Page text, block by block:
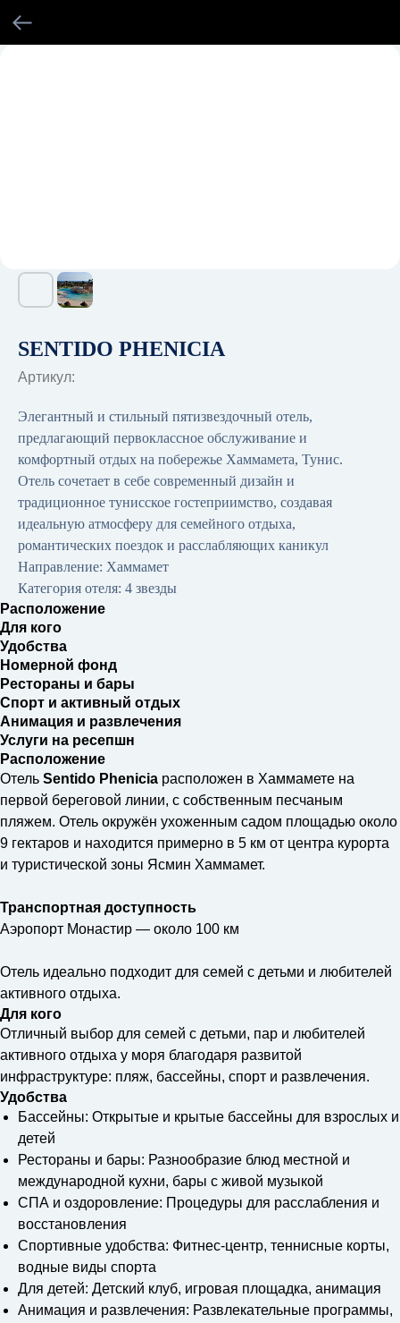
SENTIDO PHENICIA
Артикул:
Элегантный и стильный пятизвездочный отель,
предлагающий первоклассное обслуживание и
комфортный отдых на побережье Хаммамета, Тунис.
Отель сочетает в себе современный дизайн и
традиционное тунисское гостеприимство, создавая
идеальную атмосферу для семейного отдыха,
романтических поездок и расслабляющих каникул
Направление: Хаммамет
Категория отеля: 4 звезды
Расположение
Для кого
Удобства
Номерной фонд
Рестораны и бары
Спорт и активный отдых
Анимация и развлечения
Услуги на ресепшн
Расположение
Отель Sentido Phenicia расположен в Хаммамете на
первой береговой линии, с собственным песчаным
пляжем. Отель окружён ухоженным садом площадью около
9 гектаров и находится примерно в 5 км от центра курорта
и туристической зоны Ясмин Хаммамет.
Транспортная доступность
Аэропорт Монастир — около 100 км
Отель идеально подходит для семей с детьми и любителей
активного отдыха.
Для кого
Отличный выбор для семей с детьми, пар и любителей
активного отдыха у моря благодаря развитой
инфраструктуре: пляж, бассейны, спорт и развлечения.
Удобства
Бассейны: Открытые и крытые бассейны для взрослых и
детей
Рестораны и бары: Разнообразие блюд местной и
международной кухни, бары с живой музыкой
СПА и оздоровление: Процедуры для расслабления и
восстановления
Спортивные удобства: Фитнес-центр, теннисные корты,
водные виды спорта
Для детей: Детский клуб, игровая площадка, анимация
Анимация и развлечения: Развлекательные программы,